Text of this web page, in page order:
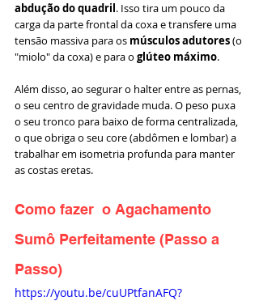
abdução do quadril. Isso tira um pouco da
carga da parte frontal da coxa e transfere uma
tensão massiva para os músculos adutores (o
"miolo" da coxa) e para o glúteo máximo.
Além disso, ao segurar o halter entre as pernas,
o seu centro de gravidade muda. O peso puxa
o seu tronco para baixo de forma centralizada,
o que obriga o seu core (abdômen e lombar) a
trabalhar em isometria profunda para manter
as costas eretas.
Como fazer  o Agachamento
Sumô Perfeitamente (Passo a
Passo)
https://youtu.be/cuUPtfanAFQ?